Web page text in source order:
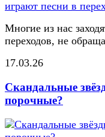
Многие из нас
переходов, не
17.03.26
Скандальные
порочные?